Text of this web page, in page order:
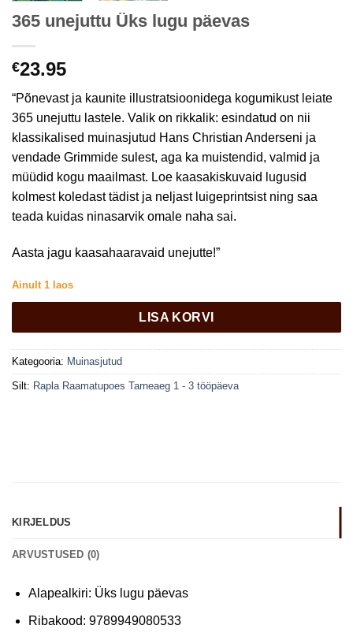
365 unejuttu Üks lugu päevas
€23.95
“Põnevast ja kaunite illustratsioonidega kogumikust leiate
365 unejuttu lastele. Valik on rikkalik: esindatud on nii
klassikalised muinasjutud Hans Christian Anderseni ja
vendade Grimmide sulest, aga ka muistendid, valmid ja
müüdid kogu maailmast. Loe kaasakiskuvaid lugusid
kolmest koledast tädist ja neljast luigeprintsist ning saa
teada kuidas ninasarvik omale naha sai.
Aasta jagu kaasahaaravaid unejutte!”
Ainult 1 laos
LISA KORVI
Kategooria: Muinasjutud
Silt: Rapla Raamatupoes Tarneaeg 1 - 3 tööpäeva
KIRJELDUS
ARVUSTUSED (0)
Alapealkiri: Üks lugu päevas
Ribakood: 9789949080533